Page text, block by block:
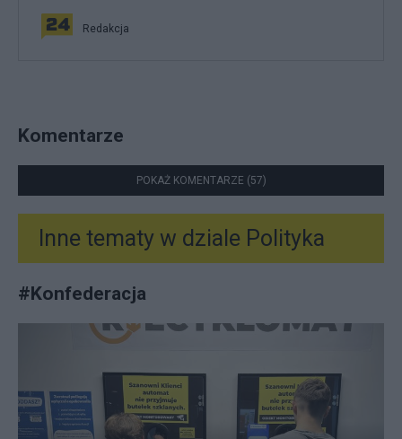
Redakcja
Komentarze
POKAŻ KOMENTARZE (57)
Inne tematy w dziale Polityka
#Konfederacja